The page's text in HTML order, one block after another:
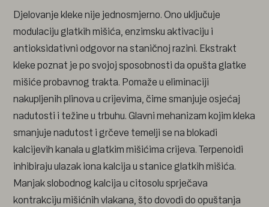
Djelovanje kleke nije jednosmjerno. Ono uključuje
modulaciju glatkih mišića, enzimsku aktivaciju i
antioksidativni odgovor na staničnoj razini. Ekstrakt
kleke poznat je po svojoj sposobnosti da opušta glatke
mišiće probavnog trakta. Pomaže u eliminaciji
nakupljenih plinova u crijevima, čime smanjuje osjećaj
nadutosti i težine u trbuhu. Glavni mehanizam kojim kleka
smanjuje nadutost i grčeve temelji se na blokadi
kalcijevih kanala u glatkim mišićima crijeva. Terpenoidi
inhibiraju ulazak iona kalcija u stanice glatkih mišića.
Manjak slobodnog kalcija u citosolu sprječava
kontrakciju mišićnih vlakana, što dovodi do opuštanja